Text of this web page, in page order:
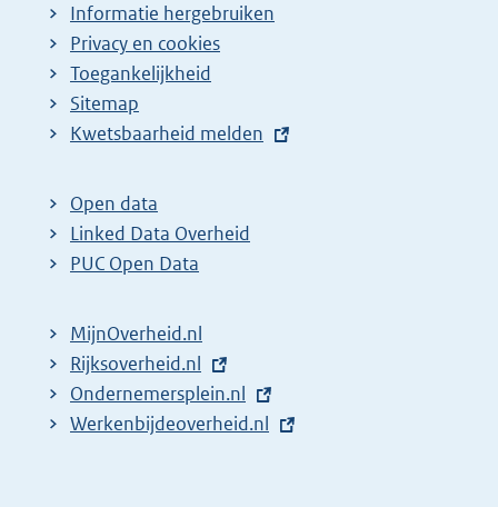
Informatie hergebruiken
Privacy en cookies
Toegankelijkheid
Sitemap
E
t
e
r
l
i
n
k
Kwetsbaarheid melden
Open data
Linked Data Overheid
PUC Open Data
MijnOverheid.nl
E
x
t
Rijksoverheid.nl
E
x
Ondernemersplein.nl
E
Werkenbijdeoverheid.nl